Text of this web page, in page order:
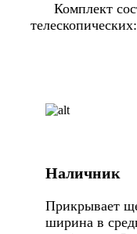
Комплект
Наличник
Прикрывает
ширина в